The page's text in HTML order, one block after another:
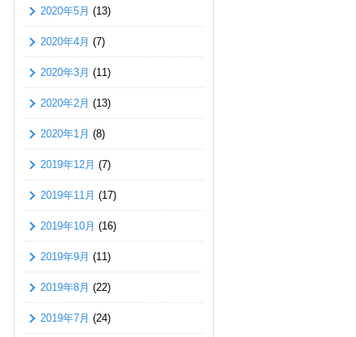
2020年5月 (13)
2020年4月 (7)
2020年3月 (11)
2020年2月 (13)
2020年1月 (8)
2019年12月 (7)
2019年11月 (17)
2019年10月 (16)
2019年9月 (11)
2019年8月 (22)
2019年7月 (24)